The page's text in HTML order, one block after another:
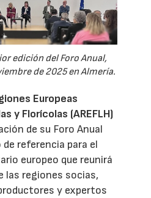
edición del Foro Anual,
de 2025 en Almería.
Europeas
y Florícolas (AREFLH)
de su Foro Anual
referencia para el
europeo que reunirá
las regiones socias,
y expertos